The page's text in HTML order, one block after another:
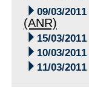
 09/03/2011
(ANR)
 15/03/2011
 10/03/2011
 11/03/2011